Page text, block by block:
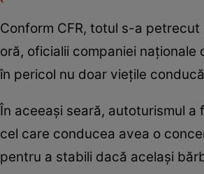
Conform CFR, totul s-a
oră, oficialii companiei
în pericol nu doar vieţile
În aceeaşi seară, autoturismul
cel care conducea avea o
pentru a stabili dacă acelaşi